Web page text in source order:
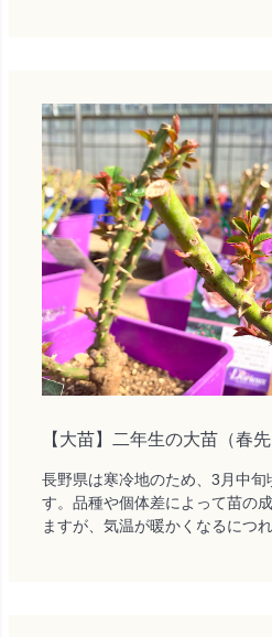
【大苗】二年生の大苗（春先
長野県は寒冷地のため、3月中旬
す。品種や個体差によって苗の
ますが、気温が暖かくなるにつ